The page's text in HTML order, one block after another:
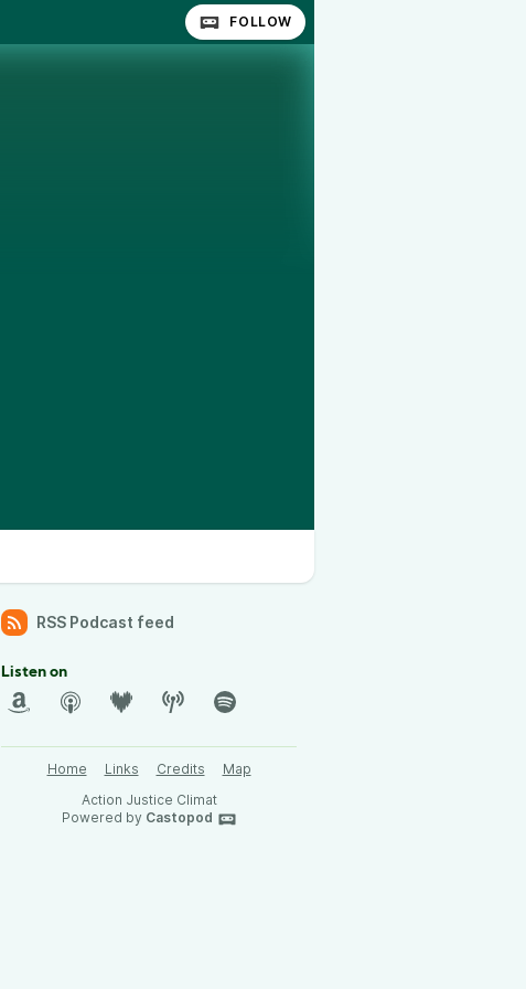
FOLLOW
RSS Podcast feed
Listen on
Home Links Credits
Map
Action Justice Climat
Powered by Castopod